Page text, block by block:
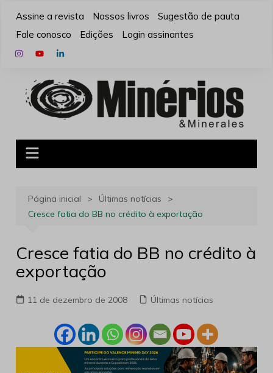
para
conteúdo
Assine a revista Nossos livros
Sugestão de pauta
Fale conosco
Edições Login assinantes
Página inicial
Últimas notícias
Cresce fatia do BB no crédito à exportação
Cresce fatia do BB no crédito à
exportação
11 de dezembro de 2008 Últimas notícias